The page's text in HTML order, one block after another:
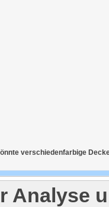
verschiedenfarbige
Analyse